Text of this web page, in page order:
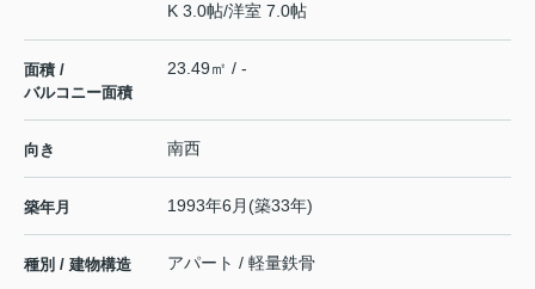
K 3.0帖/洋室 7.0帖
面積 /
バルコニー面積
23.49㎡ / -
向き 南西
築年月 1993年6月(築33年)
種別 / 建物構造 アパート / 軽量鉄骨